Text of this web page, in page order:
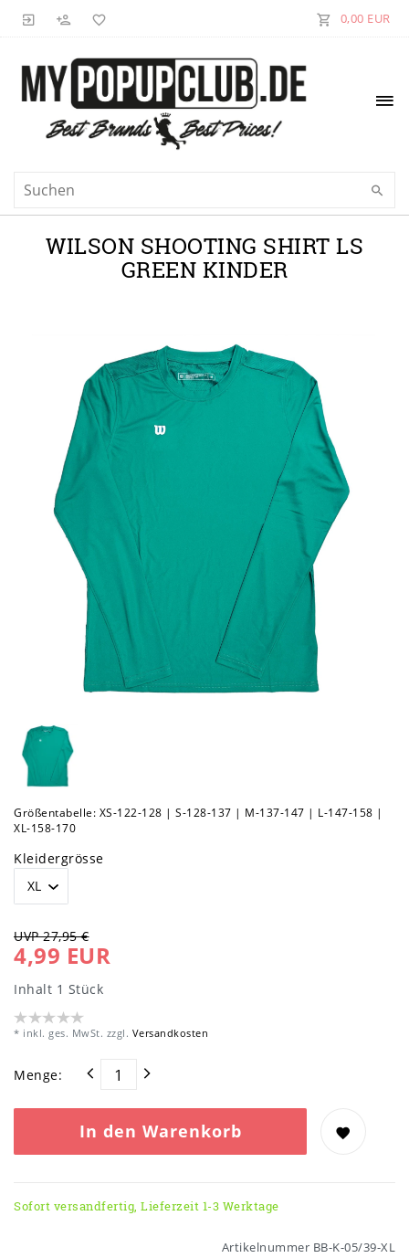
0,00 EUR
WILSON SHOOTING SHIRT LS
GREEN KINDER
Größentabelle: XS-122-128 | S-128-137 | M-137-147 | L-147-158 |
XL-158-170
Kleidergrösse
UVP 27,95 €
4,99 EUR
Inhalt 1 Stück
* inkl. ges. MwSt. zzgl. Versandkosten
Menge:
In den Warenkorb
Sofort versandfertig, Lieferzeit 1-3 Werktage
Artikelnummer BB-K-05/39-XL